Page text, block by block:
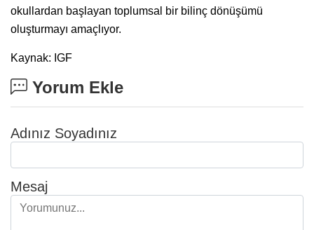
okullardan başlayan toplumsal bir bilinç dönüşümü
oluşturmayı amaçlıyor.
Kaynak: IGF
Yorum Ekle
Adınız Soyadınız
Mesaj